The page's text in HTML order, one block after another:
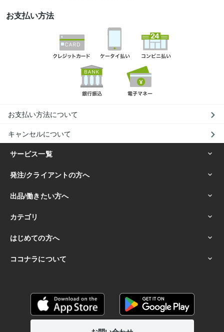
お支払い方法
お支払い方法について
キャンセルについて